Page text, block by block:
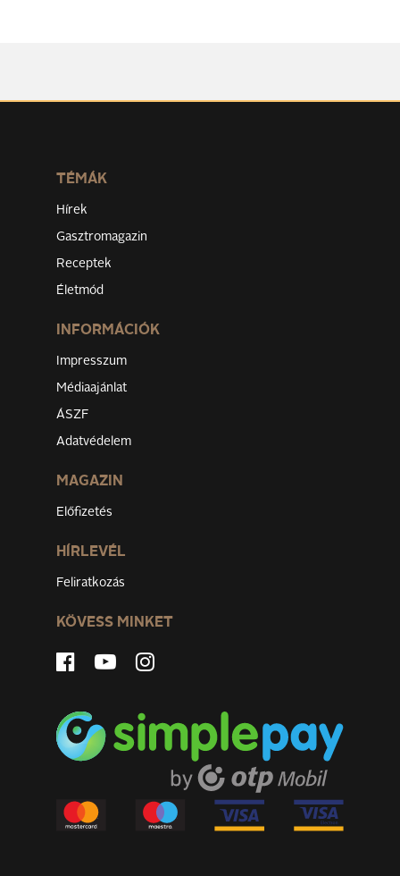
TÉMÁK
Hírek
Gasztromagazin
Receptek
Életmód
INFORMÁCIÓK
Impresszum
Médiaajánlat
ÁSZF
Adatvédelem
MAGAZIN
Előfizetés
HÍRLEVÉL
Feliratkozás
KÖVESS MINKET